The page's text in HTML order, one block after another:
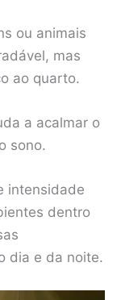
ou animais
mas
ao quarto.
a acalmar o
sono.
intensidade
dentro
dia e da noite.